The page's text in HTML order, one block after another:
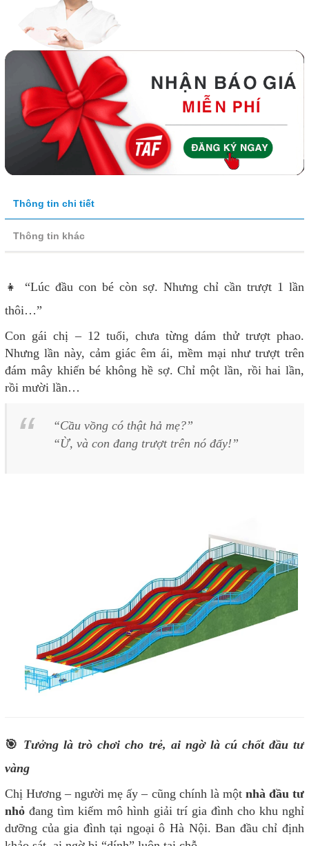
Thông tin chi tiết
Thông tin khác
👧 “Lúc đầu con bé còn sợ. Nhưng chỉ cần trượt 1 lần
thôi…”
Con gái chị – 12 tuổi, chưa từng dám thử trượt phao.
Nhưng lần này, cảm giác êm ái, mềm mại như trượt trên
đám mây khiến bé không hề sợ. Chỉ một lần, rồi hai lần,
rồi mười lần…
“Cầu vồng có thật hả mẹ?”
“Ừ, và con đang trượt trên nó đấy!”
🎯 Tưởng là trò chơi cho trẻ, ai ngờ là cú chốt đầu tư
vàng
Chị Hương – người mẹ ấy – cũng chính là một nhà đầu tư
nhỏ đang tìm kiếm mô hình giải trí gia đình cho khu nghỉ
dưỡng của gia đình tại ngoại ô Hà Nội. Ban đầu chỉ định